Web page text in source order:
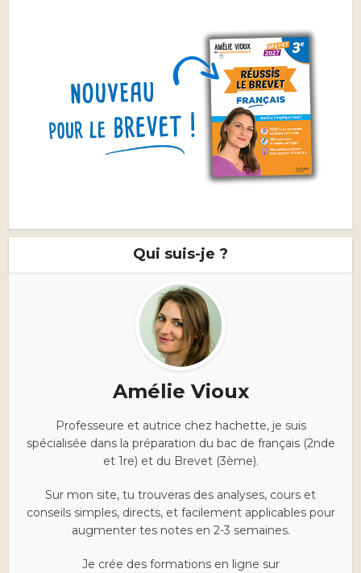
Qui suis-je ?
Amélie Vioux
Professeure et autrice chez hachette, je suis
spécialisée dans la préparation du bac de français (2nde
et 1re) et du Brevet (3ème).
Sur mon site, tu trouveras des analyses, cours et
conseils simples, directs, et facilement applicables pour
augmenter tes notes en 2-3 semaines.
Je crée des formations en ligne sur